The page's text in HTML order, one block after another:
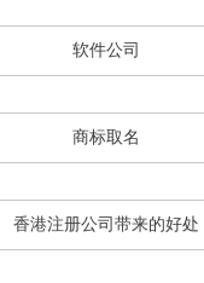
软件公司
商标取名
香港注册公司带来的好处